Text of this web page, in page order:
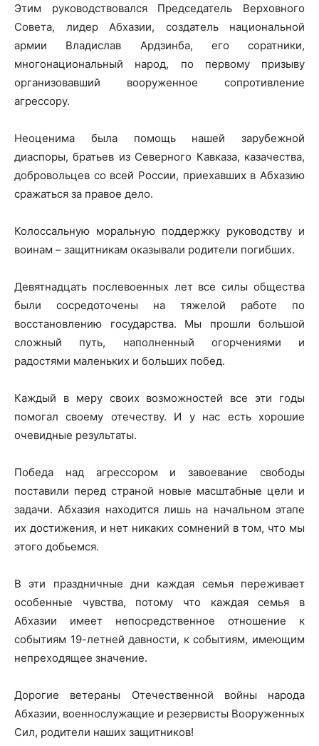
Этим руководствовался Председатель Верховного
Совета, лидер Абхазии, создатель национальной
армии Владислав Ардзинба, его соратники,
многонациональный народ, по первому призыву
организовавший вооруженное сопротивление
агрессору.
Неоценима была помощь нашей зарубежной
диаспоры, братьев из Северного Кавказа, казачества,
добровольцев со всей России, приехавших в Абхазию
сражаться за правое дело.
Колоссальную моральную поддержку руководству и
воинам – защитникам оказывали родители погибших.
Девятнадцать послевоенных лет все силы общества
были сосредоточены на тяжелой работе по
восстановлению государства. Мы прошли большой
сложный путь, наполненный огорчениями и
радостями маленьких и больших побед.
Каждый в меру своих возможностей все эти годы
помогал своему отечеству. И у нас есть хорошие
очевидные результаты.
Победа над агрессором и завоевание свободы
поставили перед страной новые масштабные цели и
задачи. Абхазия находится лишь на начальном этапе
их достижения, и нет никаких сомнений в том, что мы
этого добьемся.
В эти праздничные дни каждая семья переживает
особенные чувства, потому что каждая семья в
Абхазии имеет непосредственное отношение к
событиям 19-летней давности, к событиям, имеющим
непреходящее значение.
Дорогие ветераны Отечественной войны народа
Абхазии, военнослужащие и резервисты Вооруженных
Сил, родители наших защитников!